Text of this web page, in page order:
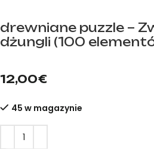
drewniane puzzle –
dżungli (100
12,00€
45 w magazynie